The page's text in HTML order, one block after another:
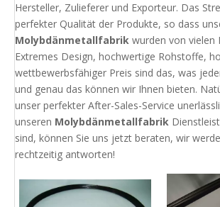
Hersteller, Zulieferer und Exporteur. Das
perfekter Qualität der Produkte, so dass
Molybdänmetallfabrik wurden von vielen
Extremes Design, hochwertige Rohstoffe,
wettbewerbsfähiger Preis sind das, was
und genau das können wir Ihnen bieten.
unser perfekter After-Sales-Service
unseren Molybdänmetallfabrik
sind, können Sie uns jetzt beraten, wir
rechtzeitig antworten!